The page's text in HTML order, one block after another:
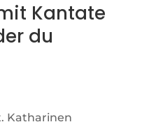
Kantate
du
Katharinen